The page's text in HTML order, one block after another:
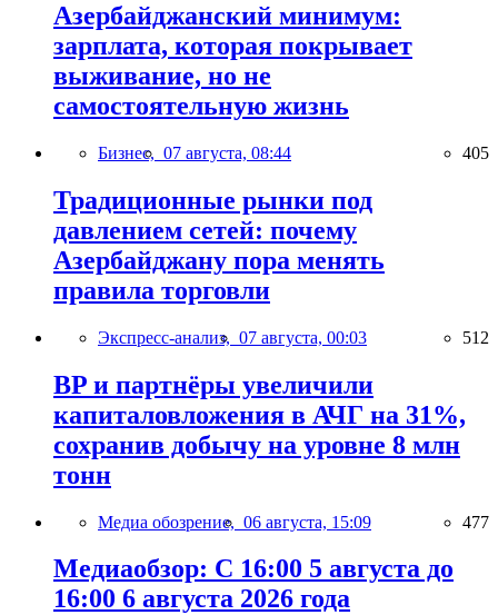
Азербайджанский минимум:
зарплата, которая покрывает
выживание, но не
самостоятельную жизнь
Бизнес, 07 августа, 08:44 405
Традиционные рынки под
давлением сетей: почему
Азербайджану пора менять
правила торговли
Экспресс-анализ, 07 августа, 00:03 512
BP и партнёры увеличили
капиталовложения в АЧГ на 31%,
сохранив добычу на уровне 8 млн
тонн
Медиа обозрение, 06 августа, 15:09 477
Медиаобзор: С 16:00 5 августа до
16:00 6 августа 2026 года